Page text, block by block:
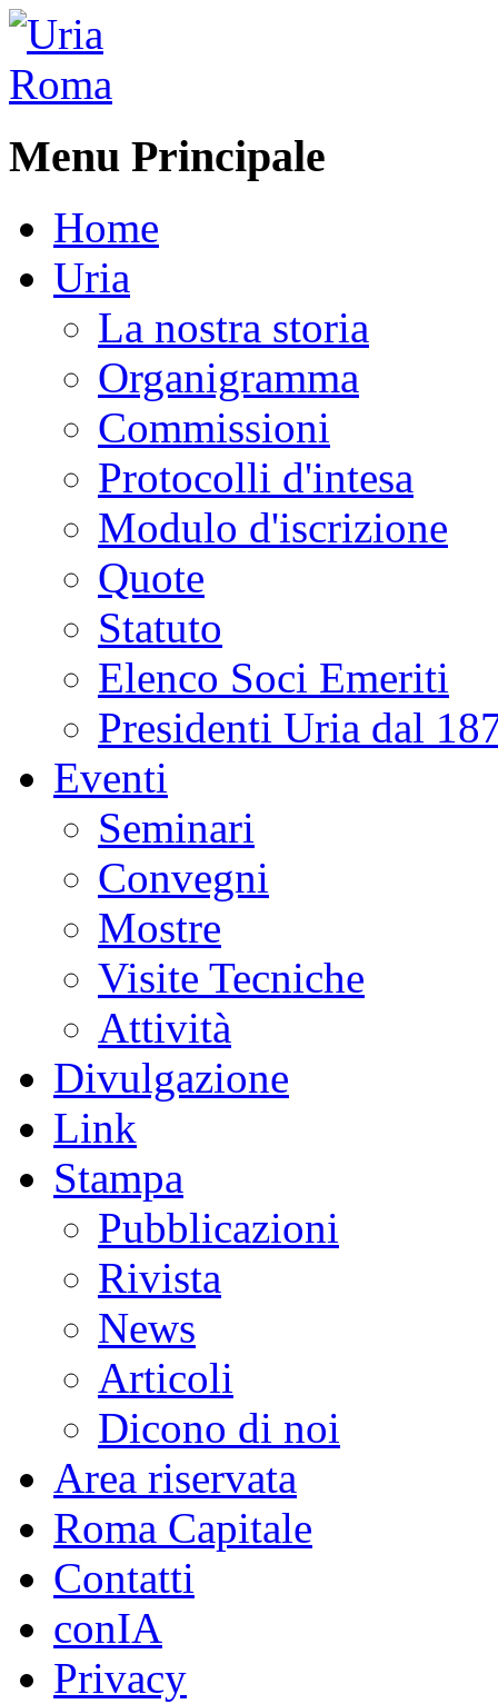
Menu Principale
Home
Uria
La nostra storia
Organigramma
Commissioni
Protocolli d'intesa
Modulo d'iscrizione
Quote
Statuto
Elenco Soci Emeriti
Presidenti Uria dal
Eventi
Seminari
Convegni
Mostre
Visite Tecniche
Attività
Divulgazione
Link
Stampa
Pubblicazioni
Rivista
News
Articoli
Dicono di noi
Area riservata
Roma Capitale
Contatti
conIA
Privacy